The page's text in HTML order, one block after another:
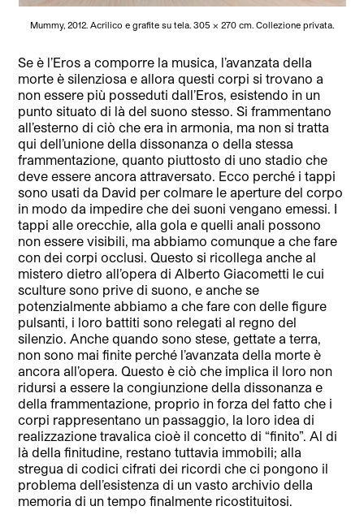
Mummy, 2012. Acrilico e grafite su tela. 305 × 270 cm. Collezione privata.
Se è l’Eros a comporre la musica, l’avanzata della
morte è silenziosa e allora questi corpi si trovano a
non essere più posseduti dall’Eros, esistendo in un
punto situato di là del suono stesso. Si frammentano
all’esterno di ciò che era in armonia, ma non si tratta
qui dell’unione della dissonanza o della stessa
frammentazione, quanto piuttosto di uno stadio che
deve essere ancora attraversato. Ecco perché i tappi
sono usati da David per colmare le aperture del corpo
in modo da impedire che dei suoni vengano emessi. I
tappi alle orecchie, alla gola e quelli anali possono
non essere visibili, ma abbiamo comunque a che fare
con dei corpi occlusi. Questo si ricollega anche al
mistero dietro all’opera di Alberto Giacometti le cui
sculture sono prive di suono, e anche se
potenzialmente abbiamo a che fare con delle figure
pulsanti, i loro battiti sono relegati al regno del
silenzio. Anche quando sono stese, gettate a terra,
non sono mai finite perché l’avanzata della morte è
ancora all’opera. Questo è ciò che implica il loro non
ridursi a essere la congiunzione della dissonanza e
della frammentazione, proprio in forza del fatto che i
corpi rappresentano un passaggio, la loro idea di
realizzazione travalica cioè il concetto di “finito”. Al di
là della finitudine, restano tuttavia immobili; alla
stregua di codici cifrati dei ricordi che ci pongono il
problema dell’esistenza di un vasto archivio della
memoria di un tempo finalmente ricostituitosi.